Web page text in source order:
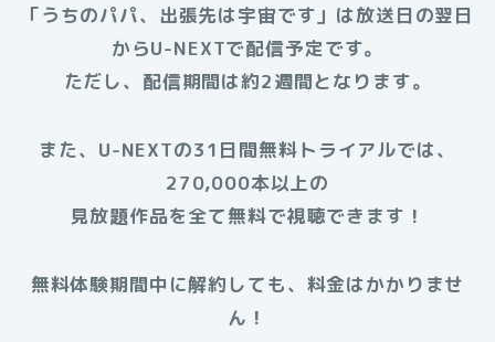
「うちのパパ、出張先は宇宙です」は放送日の翌日
からU-NEXTで配信予定です。
ただし、配信期間は約2週間となります。
また、U-NEXTの31日間無料トライアルでは、
270,000本以上の
見放題作品を全て無料で視聴できます！
無料体験期間中に解約しても、料金はかかりませ
ん！